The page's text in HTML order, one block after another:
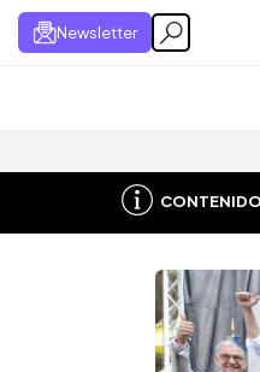
Newsletter